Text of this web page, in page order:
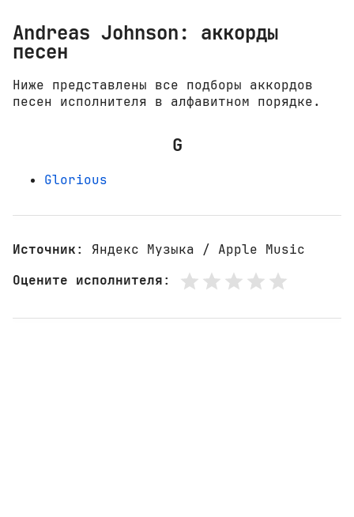
Andreas Johnson: аккорды
песен
Ниже представлены все подборы аккордов
песен исполнителя в алфавитном порядке.
G
Glorious
Источник: Яндекс Музыка / Apple Music
Оцените исполнителя: